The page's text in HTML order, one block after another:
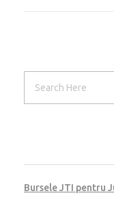
Bursele JTI pentru